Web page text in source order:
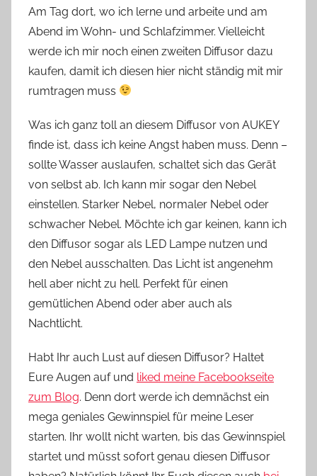
Am Tag dort, wo ich lerne und arbeite und am
Abend im Wohn- und Schlafzimmer. Vielleicht
werde ich mir noch einen zweiten Diffusor dazu
kaufen, damit ich diesen hier nicht ständig mit mir
rumtragen muss
Was ich ganz toll an diesem Diffusor von AUKEY
finde ist, dass ich keine Angst haben muss. Denn –
sollte Wasser auslaufen, schaltet sich das Gerät
von selbst ab. Ich kann mir sogar den Nebel
einstellen. Starker Nebel, normaler Nebel oder
schwacher Nebel. Möchte ich gar keinen, kann ich
den Diffusor sogar als LED Lampe nutzen und
den Nebel ausschalten. Das Licht ist angenehm
hell aber nicht zu hell. Perfekt für einen
gemütlichen Abend oder aber auch als
Nachtlicht.
Habt Ihr auch Lust auf diesen Diffusor? Haltet
Eure Augen auf und liked meine Facebookseite
zum Blog. Denn dort werde ich demnächst ein
mega geniales Gewinnspiel für meine Leser
starten. Ihr wollt nicht warten, bis das Gewinnspiel
startet und müsst sofort genau diesen Diffusor